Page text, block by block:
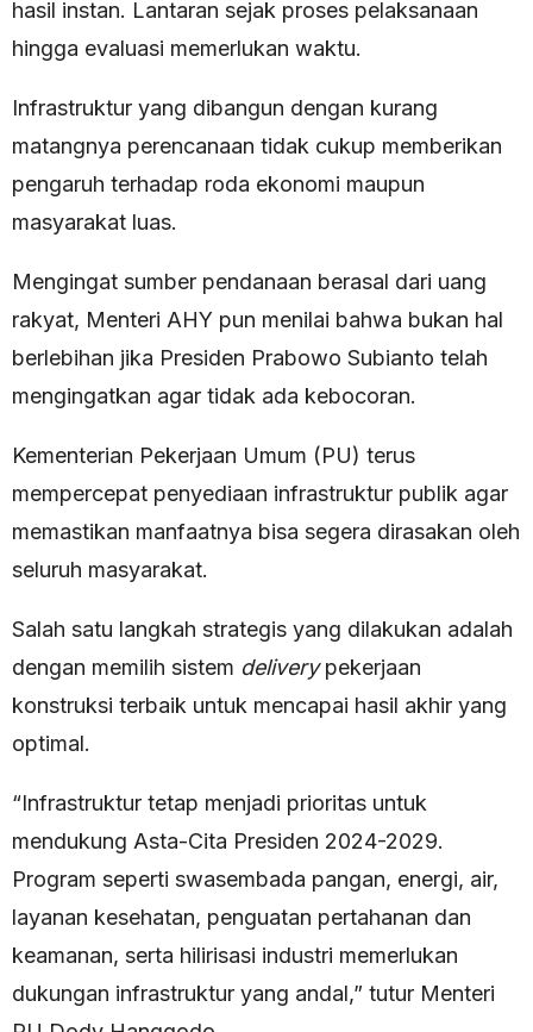
hasil instan. Lantaran sejak proses pelaksanaan
hingga evaluasi memerlukan waktu.
Infrastruktur yang dibangun dengan kurang
matangnya perencanaan tidak cukup memberikan
pengaruh terhadap roda ekonomi maupun
masyarakat luas.
Mengingat sumber pendanaan berasal dari uang
rakyat, Menteri AHY pun menilai bahwa bukan hal
berlebihan jika Presiden Prabowo Subianto telah
mengingatkan agar tidak ada kebocoran.
Kementerian Pekerjaan Umum (PU) terus
mempercepat penyediaan infrastruktur publik agar
memastikan manfaatnya bisa segera dirasakan oleh
seluruh masyarakat.
Salah satu langkah strategis yang dilakukan adalah
dengan memilih sistem deliverypekerjaan
konstruksi terbaik untuk mencapai hasil akhir yang
optimal.
“Infrastruktur tetap menjadi prioritas untuk
mendukung Asta-Cita Presiden 2024-2029.
Program seperti swasembada pangan, energi, air,
layanan kesehatan, penguatan pertahanan dan
keamanan, serta hilirisasi industri memerlukan
dukungan infrastruktur yang andal,” tutur Menteri